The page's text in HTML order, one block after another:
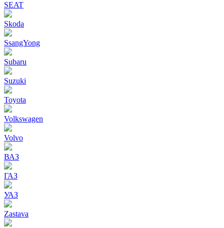
SEAT
Skoda
SsangYong
Subaru
Suzuki
Toyota
Volkswagen
Volvo
ВАЗ
ГАЗ
УАЗ
Zastava